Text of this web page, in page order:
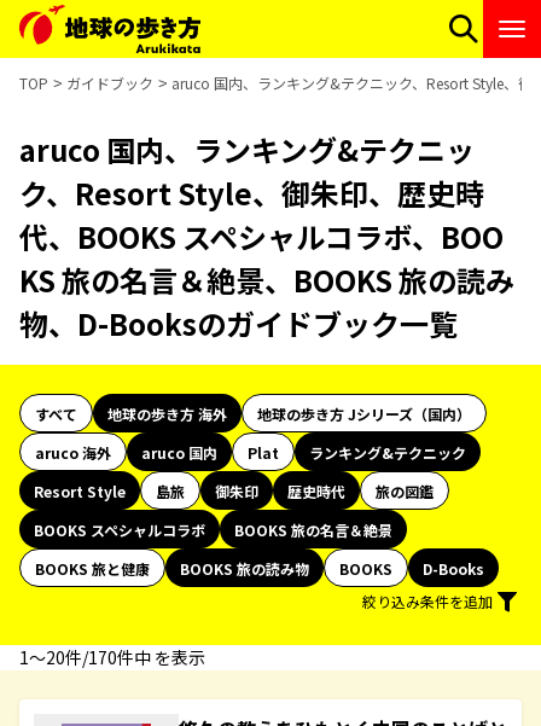
TOP ガイドブック aruco 国内、ランキング&テクニック、Resort Style、
aruco 国内、ランキング&テクニッ
ク、Resort Style、御朱印、歴史時
代、BOOKS スペシャルコラボ、BOO
KS 旅の名言＆絶景、BOOKS 旅の読み
物、D-Booksのガイドブック一覧
すべて 地球の歩き方 海外
地球の歩き方 Jシリーズ（国内）
aruco 海外
aruco 国内 Plat
ランキング&テクニック
Resort Style
島旅 御朱印 歴史時代
旅の図鑑
BOOKS スペシャルコラボ
BOOKS 旅の名言＆絶景
BOOKS 旅と健康
BOOKS 旅の読み物 BOOKS
D-Books
絞り込み条件を追加
1〜20件/170件中 を表示